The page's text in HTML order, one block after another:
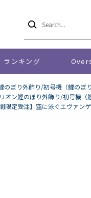
ランキング
のぼり外飾り/初号機（鯉のぼり
オン鯉のぼり外飾り/初号機（
間限定受注】空に泳ぐエヴァン